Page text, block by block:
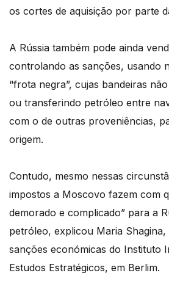
os cortes de aquisição por parte
A Rússia também pode ainda
controlando as sanções, usando
“frota negra”, cujas bandeiras
ou transferindo petróleo entre
com o de outras proveniências,
origem.
Contudo, mesmo nessas
impostos a Moscovo fazem com
demorado e complicado” para a
petróleo, explicou Maria Shagina,
sanções económicas do Instituto
Estudos Estratégicos, em Berlim.